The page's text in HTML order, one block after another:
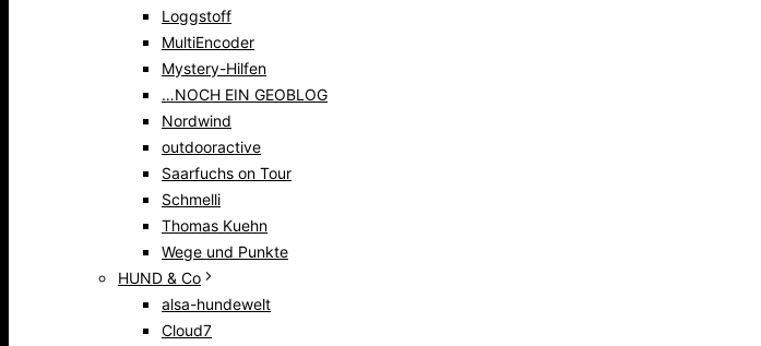
Loggstoff
MultiEncoder
Mystery-Hilfen
…NOCH EIN GEOBLOG
Nordwind
outdooractive
Saarfuchs on Tour
Schmelli
Thomas Kuehn
Wege und Punkte
HUND & Co
alsa-hundewelt
Cloud7